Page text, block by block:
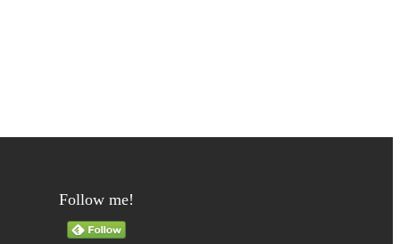
Follow me!